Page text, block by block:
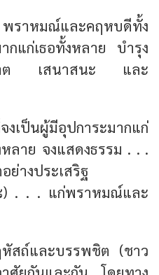
าหมณ์และคฤหบดีทั้ง
แก่เธอทั้งหลาย บำรุง
ต เสนาสนะ และ
งเป็นผู้มีอุปการะมากแก่
าย จงแสดงธรรม . . .
ย่างประเสริฐ
. . . แก่พราหมณ์และ
สถ์และบรรพชิต (ชาว